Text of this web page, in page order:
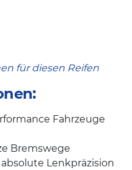
für diesen Reifen
Fahrzeuge
Bremswege
Lenkpräzision